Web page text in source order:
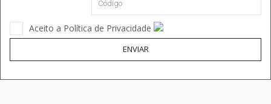
Aceito a Política de Privacidade
ENVIAR